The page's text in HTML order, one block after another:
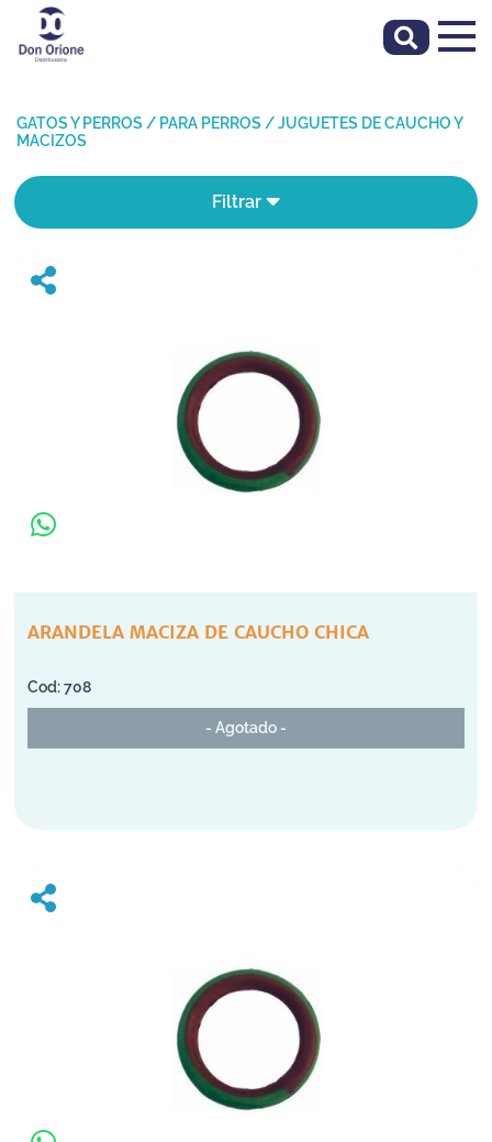
GATOS Y PERROS / PARA PERROS /JUGUETES DE CAUCHO Y
MACIZOS
Filtrar
ARANDELA MACIZA DE CAUCHO CHICA
708
- Agotado -